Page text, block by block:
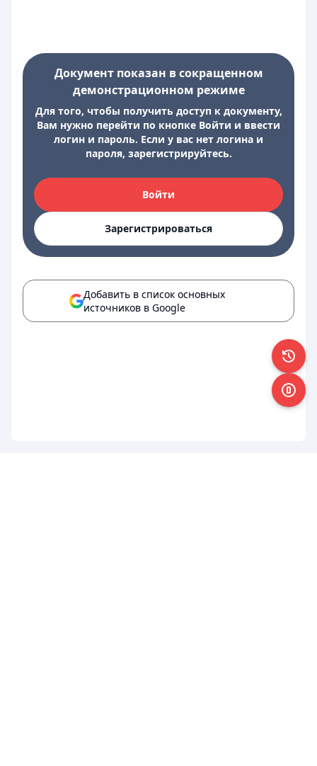
Документ показан в сокращенном
демонстрационном режиме
Для того, чтобы получить доступ к документу,
Вам нужно перейти по кнопке Войти и ввести
логин и пароль. Если у вас нет логина и
пароля, зарегистрируйтесь.
Войти
Зарегистрироваться
Добавить в список основных
источников в Google